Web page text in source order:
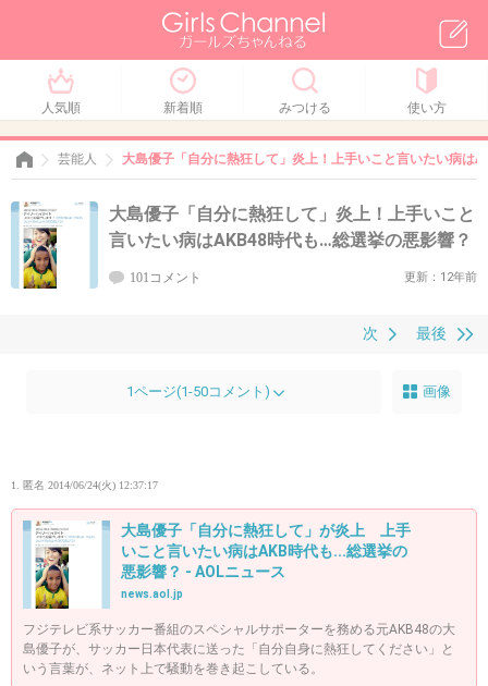
人気順 新着順 みつける 使い方
芸能人 大島優子「自分に熱狂して」炎上！上手いこと言いたい病は
大島優子「自分に熱狂して」炎上！上手いこと
言いたい病はAKB48時代も…総選挙の悪影響？
101コメント 更新：12年前
最後
次
1ページ(1-50コメント) 画像
1. 匿名 2014/06/24(火) 12:37:17
大島優子「自分に熱狂して」が炎上 上手
いこと言いたい病はAKB時代も...総選挙の
悪影響？ - AOLニュース
news.aol.jp
フジテレビ系サッカー番組のスペシャルサポーターを務める元AKB48の大
島優子が、サッカー日本代表に送った「自分自身に熱狂してください」と
いう言葉が、ネット上で騒動を巻き起こしている。